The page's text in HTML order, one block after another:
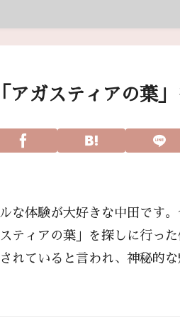
アガスティアの葉
な体験が大好きな中田です
ティアの葉」を探しに行っ
れていると言われ、神秘的